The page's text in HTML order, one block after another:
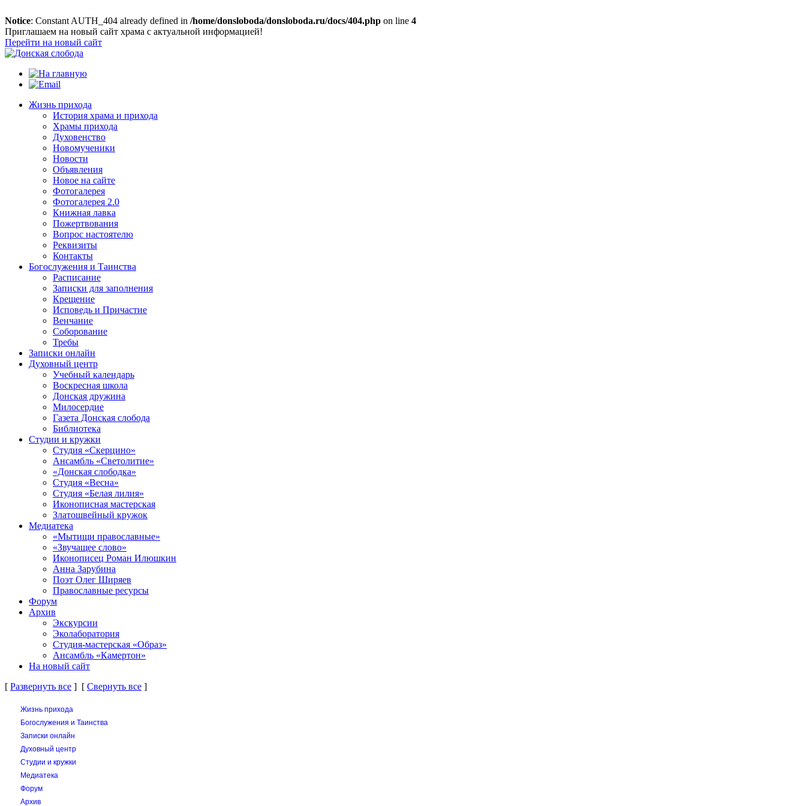
Notice: Constant AUTH_404 already defined in /home/donsloboda/donsloboda.ru/docs/404.php on line 4
Приглашаем на новый сайт храма с актуальной информацией!
Перейти на новый сайт
Жизнь прихода
История храма и прихода
Храмы прихода
Духовенство
Новомученики
Новости
Объявления
Новое на сайте
Фотогалерея
Фотогалерея 2.0
Книжная лавка
Пожертвования
Вопрос настоятелю
Реквизиты
Контакты
Богослужения и Таинства
Расписание
Записки для заполнения
Крещение
Исповедь и Причастие
Венчание
Соборование
Требы
Записки онлайн
Духовный центр
Учебный календарь
Воскресная школа
Донская дружина
Милосердие
Газета Донская слобода
Библиотека
Студии и кружки
Студия «Скерцино»
Ансамбль «Светолитие»
«Донская слободка»
Студия «Весна»
Студия «Белая лилия»
Иконописная мастерская
Златошвейный кружок
Медиатека
«Мытищи православные»
«Звучащее слово»
Иконописец Роман Илюшкин
Анна Зарубина
Поэт Олег Ширяев
Православные ресурсы
Форум
Архив
Экскурсии
Эколаборатория
Студия-мастерская «Образ»
Ансамбль «Камертон»
На новый сайт
[ Развернуть все ] [ Свернуть все ]
Жизнь прихода
Богослужения и Таинства
Записки онлайн
Духовный центр
Студии и кружки
Медиатека
Форум
Архив